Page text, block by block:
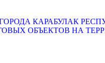
КАРАБУЛАК
ОБЪЕКТОВ НА